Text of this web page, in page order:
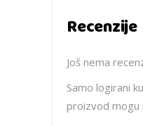
Recenzije
Još nema
Samo logirani
proizvod mogu